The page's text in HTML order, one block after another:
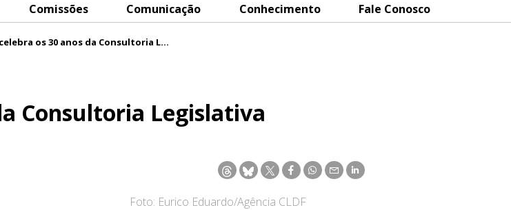
Comissões Comunicação Conhecimento Fale Conosco
CLDF celebra os 30 anos da Consultoria Legislativa
Consultoria Legislativa
Foto: Eurico Eduardo/Agência CLDF